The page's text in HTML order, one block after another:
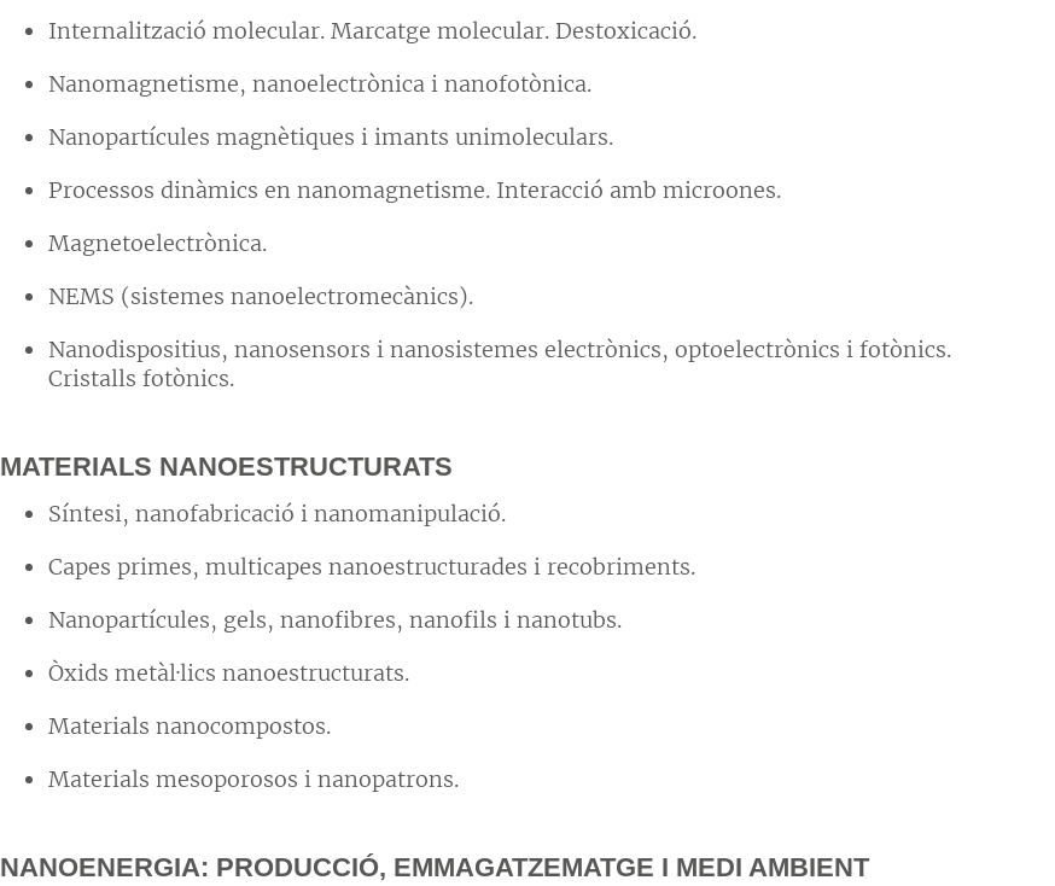
Internalització molecular. Marcatge molecular. Destoxicació.
Nanomagnetisme, nanoelectrònica i nanofotònica.
Nanopartícules magnètiques i imants unimoleculars.
Processos dinàmics en nanomagnetisme. Interacció amb microones.
Magnetoelectrònica.
NEMS (sistemes nanoelectromecànics).
Nanodispositius, nanosensors i nanosistemes electrònics, optoelectrònics i fotònics.
Cristalls fotònics.
MATERIALS NANOESTRUCTURATS
Síntesi, nanofabricació i nanomanipulació.
Capes primes, multicapes nanoestructurades i recobriments.
Nanopartícules, gels, nanofibres, nanofils i nanotubs.
Òxids metàl·lics nanoestructurats.
Materials nanocompostos.
Materials mesoporosos i nanopatrons.
NANOENERGIA: PRODUCCIÓ, EMMAGATZEMATGE I MEDI AMBIENT